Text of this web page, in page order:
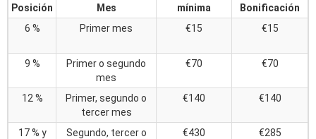
Posición Mes
mínima
Bonificación
6 %
Primer mes €15 €15
9 %
Primer o segundo
mes
€70 €70
12 %
Primer, segundo o
tercer mes
€140 €140
17 % y
Segundo, tercer o
€430 €285